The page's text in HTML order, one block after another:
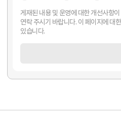
게재된 내용 및 운영에 대한 개선사항
연락 주시기 바랍니다. 이 페이지에 대한 저
있습니다.